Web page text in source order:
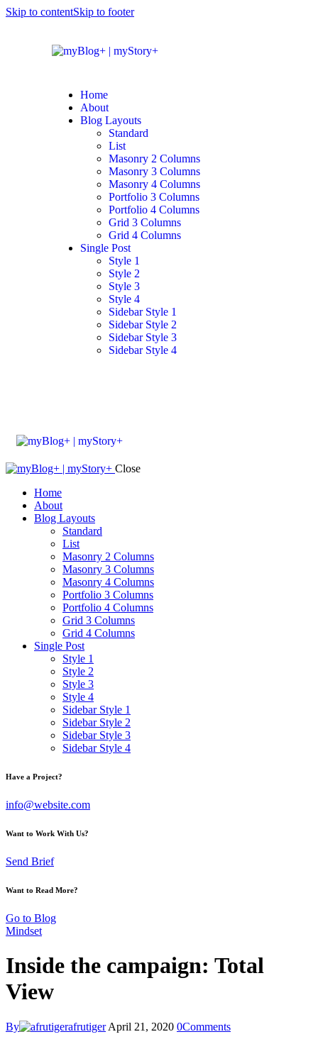
Skip to contentSkip to footer
Home
About
Blog Layouts
Standard
List
Masonry 2 Columns
Masonry 3 Columns
Masonry 4 Columns
Portfolio 3 Columns
Portfolio 4 Columns
Grid 3 Columns
Grid 4 Columns
Single Post
Style 1
Style 2
Style 3
Style 4
Sidebar Style 1
Sidebar Style 2
Sidebar Style 3
Sidebar Style 4
Close
Home
About
Blog Layouts
Standard
List
Masonry 2 Columns
Masonry 3 Columns
Masonry 4 Columns
Portfolio 3 Columns
Portfolio 4 Columns
Grid 3 Columns
Grid 4 Columns
Single Post
Style 1
Style 2
Style 3
Style 4
Sidebar Style 1
Sidebar Style 2
Sidebar Style 3
Sidebar Style 4
Have a Project?
info@website.com
Want to Work With Us?
Send Brief
Want to Read More?
Go to Blog
Mindset
Inside the campaign: Total
View
By afrutiger April 21, 2020 0Comments